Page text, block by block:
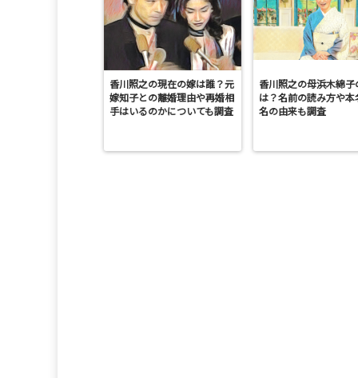
香川照之の現在の嫁は誰？元
嫁知子との離婚理由や再婚相
手はいるのかについても調査
香川照之の母浜木綿子
は？名前の読み方や本
名の由来も調査